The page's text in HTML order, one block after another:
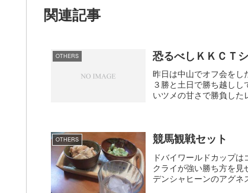
関連記事
OTHERS 恐るべしＫＫＣＴ
昨日は中山でオフ会を
３勝と土日で勝ち越し
いツメの甘さで勝負し
OTHERS 競馬観戦セット
ドバイワールドカップ
クライが強い勝ち方を
デンシャヒーンのアグ